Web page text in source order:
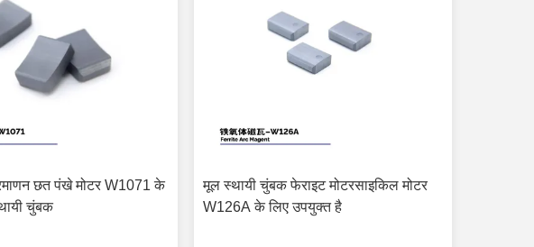
छत पंखे मोटर W1071 के
चुंबक
मूल स्थायी चुंबक फेराइट मोटरसाइकिल मोटर
W126A के लिए उपयुक्त है